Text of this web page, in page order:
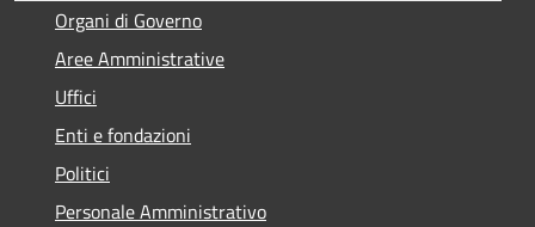
Organi di Governo
Aree Amministrative
Uffici
Enti e fondazioni
Politici
Personale Amministrativo